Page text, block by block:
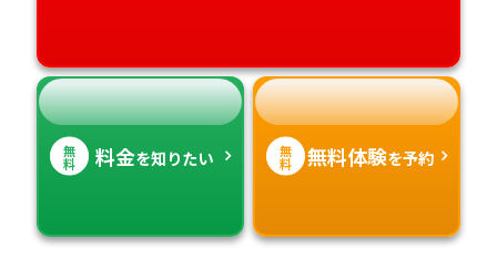
無
料 料金を知りたい 無
料 無料体験を予約